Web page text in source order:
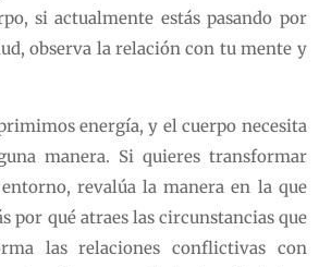
si actualmente estás pasando por
observa la relación con tu mente y
energía, y el cuerpo necesita
manera. Si quieres transformar
revalúa la manera en la que
por qué atraes las circunstancias que
las relaciones conflictivas con